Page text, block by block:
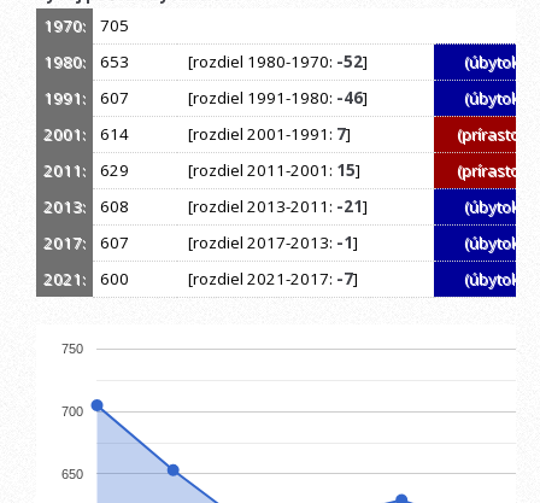
1970:
705
1980:
653 [rozdiel 1980-1970: -52]
(úbytok)
1991:
607 [rozdiel 1991-1980: -46]
(úbytok)
2001:
614 [rozdiel 2001-1991: 7]
(prírastok)
2011:
629 [rozdiel 2011-2001: 15]
(prírastok)
2013:
608 [rozdiel 2013-2011: -21]
(úbytok)
2017:
607 [rozdiel 2017-2013: -1]
(úbytok)
2021:
600 [rozdiel 2021-2017: -7] (úbytok)
650
700
750